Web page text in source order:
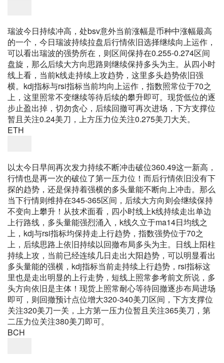
瑞波今日持续冲高，处bsv意外当前涨幅是币种中涨幅最高
的一个，今日瑞波持续拉盘后行情依旧选择继续向上运作，
可以看出瑞波的强势所在，则区间保持在0.255-0.274区间
盘旋，那么后续大方向思路则继续保持多头为主。从四小时
线上看，当前k线走持续上攻趋势，这里多头趋势依旧强
横。kdj指标与rsi指标当前均向上运作，指数照常位于70之
上，这里照常不变继续等待后续的攀升即可。 现货低位的逐
步止盈出掉，切勿贪心，后续回撤可再次进场，下方支撑位
暂且关注0.24美刀，上方压力位关注0.275美刀大关。
ETH
以太今日早间再次发力持续不断冲击破位360.49这一新高，
行情也是再一次的破位了第一压力位！而后行情依旧没有下
探的趋势，还是保持着强横的多头量能不断向上冲击。那么
当下行情则维持在345-365区间，后续大方向则会继续保持
不变向上攀升！从技术面看，四小时线上k线持续走出单边
上行路线，多头量能强烈涌入，k线久立于ma14日均线之
上，kdj与rsi指标均保持走上行趋势，指数强势位于70之
上，后续思路上依旧持续以回撤布局多头为主。日线上阳柱
持续上攻，当前已经连续几日走出大阳趋势，可以明显看出
多头量能的强横，kdj指标当前走持续上行趋势，rsi指标这
里也是走出明显的上行走势，短线上照常参考前文所说，多
头方向依旧是主体！ 现货上照常耐心等待回撤逐步布局进场
即可，则回撤预计点位增大320-340美刀区间，下方支撑位
关注320美刀一关，上方第一压力位暂且关注365美刀，第
二压力位关注380美刀即可。
BCH